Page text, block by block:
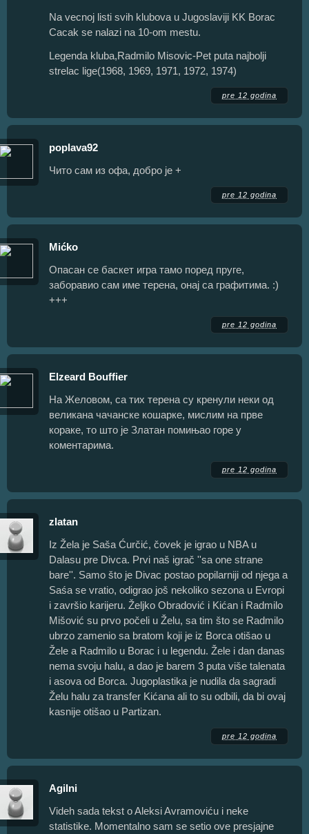
Na vecnoj listi svih klubova u Jugoslaviji KK Borac
Cacak se nalazi na 10-om mestu.
Legenda kluba,Radmilo Misovic-Pet puta najbolji
strelac lige(1968, 1969, 1971, 1972, 1974)
pre 12 godina
poplava92
Чито сам из офа, добро је +
pre 12 godina
Mićko
Oпасан се баскет игра тамо поред пруге,
заборавио сам име терена, онај са графитима. :)
+++
pre 12 godina
Elzeard Bouffier
На Желовом, са тих терена су кренули неки од
великана чачанске кошарке, мислим на прве
кораке, то што је Златан помињао горе у
коментарима.
pre 12 godina
zlatan
Iz Žela je Saša Ćurčić, čovek je igrao u NBA u
Dalasu pre Divca. Prvi naš igrač ''sa one strane
bare''. Samo što je Divac postao popilarniji od njega a
Saśa se vratio, odigrao još nekoliko sezona u Evropi
i završio karijeru. Željko Obradović i Kićan i Radmilo
Mišović su prvo počeli u Želu, sa tim što se Radmilo
ubrzo zamenio sa bratom koji je iz Borca otišao u
Žele a Radmilo u Borac i u legendu. Žele i dan danas
nema svoju halu, a dao je barem 3 puta više talenata
i asova od Borca. Jugoplastika je nudila da sagradi
Želu halu za transfer Kićana ali to su odbili, da bi ovaj
kasnije otišao u Partizan.
pre 12 godina
Agilni
Videh sada tekst o Aleksi Avramoviću i neke
statistike. Momentalno sam se setio ove presjajne